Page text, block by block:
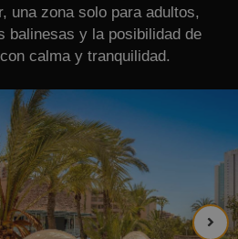
una zona solo para adultos,
balinesas y la posibilidad de
calma y tranquilidad.